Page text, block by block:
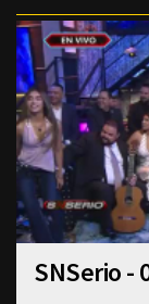
SNSerio -